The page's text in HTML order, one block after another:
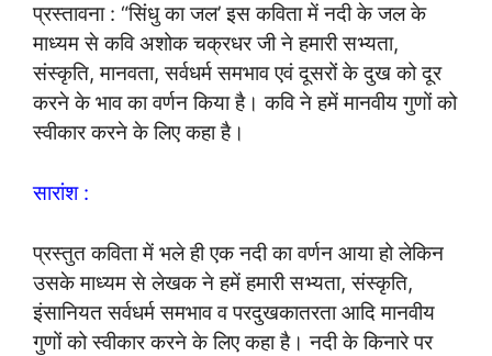
प्रस्तावना : “सिंधु का जल’ इस कविता में नदी के जल के
माध्यम से कवि अशोक चक्रधर जी ने हमारी सभ्यता,
संस्कृति, मानवता, सर्वधर्म समभाव एवं दूसरों के दुख को दूर
करने के भाव का वर्णन किया है। कवि ने हमें मानवीय गुणों को
स्वीकार करने के लिए कहा है।
सारांश :
प्रस्तुत कविता में भले ही एक नदी का वर्णन आया हो लेकिन
उसके माध्यम से लेखक ने हमें हमारी सभ्यता, संस्कृति,
इंसानियत सर्वधर्म समभाव व परदुखकातरता आदि मानवीय
गुणों को स्वीकार करने के लिए कहा है। नदी के किनारे पर